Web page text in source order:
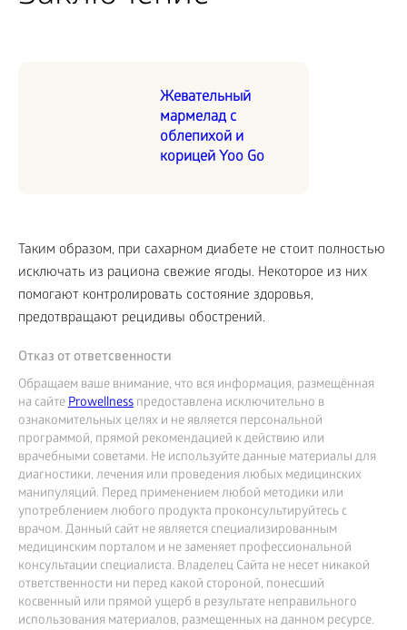
Жевательный
мармелад с
облепихой и
корицей Yoo Go
Таким образом, при сахарном диабете не стоит полностью
исключать из рациона свежие ягоды. Некоторое из них
помогают контролировать состояние здоровья,
предотвращают рецидивы обострений.
Отказ от ответсвенности
Обращаем ваше внимание, что вся информация, размещённая
на сайтеProwellness предоставлена исключительно в
ознакомительных целях и не является персональной
программой, прямой рекомендацией к действию или
врачебными советами. Не используйте данные материалы для
диагностики, лечения или проведения любых медицинских
манипуляций. Перед применением любой методики или
употреблением любого продукта проконсультируйтесь с
врачом. Данный сайт не является специализированным
медицинским порталом и не заменяет профессиональной
консультации специалиста. Владелец Сайта не несет никакой
ответственности ни перед какой стороной, понесший
косвенный или прямой ущерб в результате неправильного
использования материалов, размещенных на данном ресурсе.